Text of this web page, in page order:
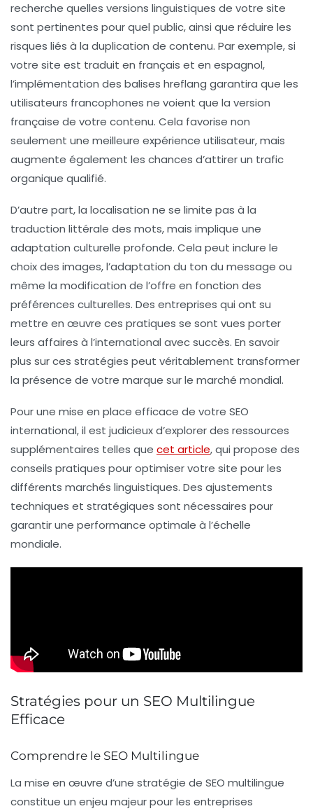
recherche quelles versions linguistiques de votre site
sont pertinentes pour quel public, ainsi que réduire les
risques liés à la duplication de contenu. Par exemple, si
votre site est traduit en français et en espagnol,
l’implémentation des balises hreflang garantira que les
utilisateurs francophones ne voient que la version
française de votre contenu. Cela favorise non
seulement une meilleure expérience utilisateur, mais
augmente également les chances d’attirer un trafic
organique qualifié.
D’autre part, la localisation ne se limite pas à la
traduction littérale des mots, mais implique une
adaptation culturelle profonde. Cela peut inclure le
choix des images, l’adaptation du ton du message ou
même la modification de l’offre en fonction des
préférences culturelles. Des entreprises qui ont su
mettre en œuvre ces pratiques se sont vues porter
leurs affaires à l’international avec succès. En savoir
plus sur ces stratégies peut véritablement transformer
la présence de votre marque sur le marché mondial.
Pour une mise en place efficace de votre SEO
international, il est judicieux d’explorer des ressources
supplémentaires telles que cet article, qui propose des
conseils pratiques pour optimiser votre site pour les
différents marchés linguistiques. Des ajustements
techniques et stratégiques sont nécessaires pour
garantir une performance optimale à l’échelle
mondiale.
Stratégies pour un SEO Multilingue
Efficace
Comprendre le SEO Multilingue
La mise en œuvre d’une stratégie de SEO multilingue
constitue un enjeu majeur pour les entreprises